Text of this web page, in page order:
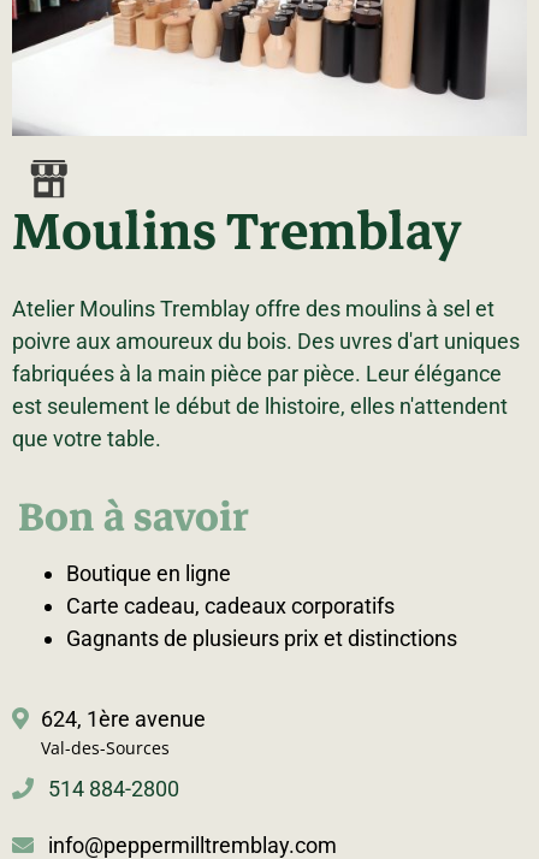
Bénévolat
Communauté d’affaires
Travailleurs autonomes
Coups de cœur
Itinéraires
Pédalez!
Moulins Tremblay
Atelier Moulins Tremblay offre des moulins à sel et
poivre aux amoureux du bois. Des uvres d'art uniques
fabriquées à la main pièce par pièce. Leur élégance
est seulement le début de lhistoire, elles n'attendent
que votre table.
Bon à savoir
Boutique en ligne
Carte cadeau, cadeaux corporatifs
Gagnants de plusieurs prix et distinctions
624, 1ère avenue
Val-des-Sources
514 884-2800
info@peppermilltremblay.com